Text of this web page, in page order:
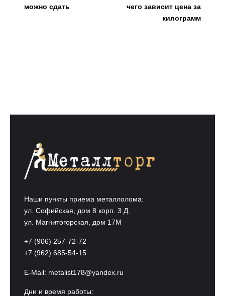
можно сдать
чего зависит цена за
килограмм
Наши пункты приема металлолома:
ул. Софийская, дом 8 корп. 3 Д.
ул. Магнитогорская, дом 17М
+7 (906) 257-72-72
+7 (962) 685-54-15
E-Mail: metalist178@yandex.ru
Дни и время работы: